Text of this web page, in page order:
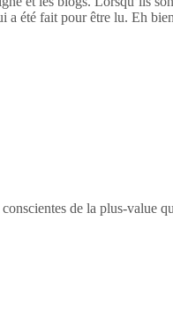
été fait pour être lu. Eh
de la plus-value